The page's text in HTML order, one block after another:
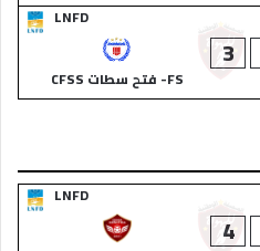
LNFD
3
FS- فتح سطات CFSS
LNFD
4